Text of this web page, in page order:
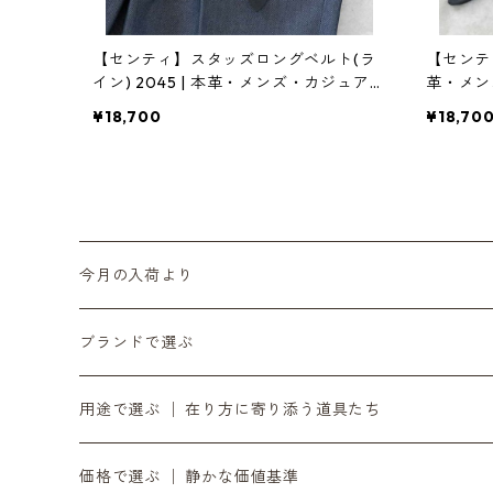
【センティ】スタッズロングベルト(ラ
イン) 2045 | 本革・メンズ・カジュアル
¥18,700
【セン
革・メ
今月の入荷より
6月の入荷便り
7月の入荷便り
8月の入荷便り
ブランドで選ぶ
INASENA SOUNDS │ イナセナサウンズ
to UTAU │ うたうへ
用途で選ぶ │ 在り方に寄り添う道具たち
持ち歩く道具 │ バッグ・財布・ポーチ・スマホストラ
価格で選ぶ │ 静かな価値基準